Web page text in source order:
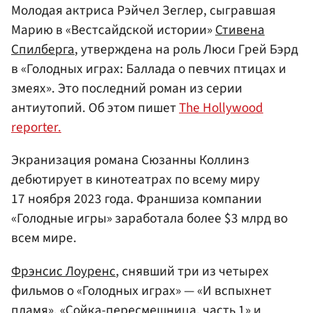
Молодая актриса Рэйчел Зеглер, сыгравшая
Марию в «Вестсайдской истории»Стивена
Спилберга, утверждена на роль Люси Грей Бэрд
в «Голодных играх: Баллада о певчих птицах и
змеях». Это последний роман из серии
антиутопий. Об этом пишетThe Hollywood
reporter.
Экранизация романа Сюзанны Коллинз
дебютирует в кинотеатрах по всему миру
17 ноября 2023 года. Франшиза компании
«Голодные игры» заработала более $3 млрд во
всем мире.
Фрэнсис Лоуренс, снявший три из четырех
фильмов о «Голодных играх» — «И вспыхнет